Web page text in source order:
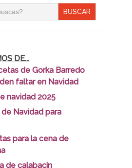
DE...
de Gorka Barredo
faltar en Navidad
navidad 2025
Navidad para
para la cena de
de calabacin